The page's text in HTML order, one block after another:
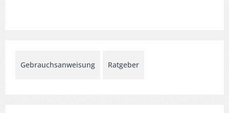
Gebrauchsanweisung Ratgeber